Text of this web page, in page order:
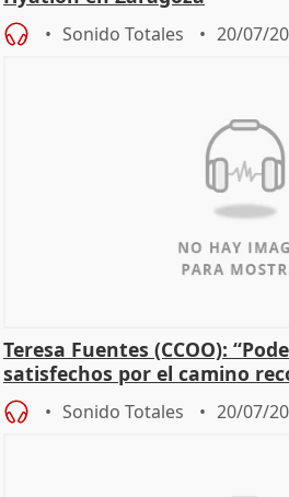
Sonido Totales 20/07/
Teresa Fuentes (CCOO):
satisfechos por el camino
Sonido Totales 20/07/